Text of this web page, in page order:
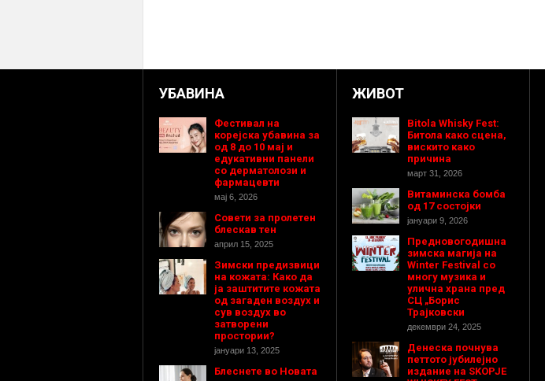
УБАВИНА
Фестивал на
корејска убавина за
од 8 до 10 мај и
едукативни панели
со дерматолози и
фармацевти
мај 6, 2026
Совети за пролетен
блескав тен
април 15, 2025
Зимски предизвици
на кожата: Како да
ја заштитите кожата
од загаден воздух и
сув воздух во
затворени
простории?
јануари 13, 2025
Блеснете во Новата
ЖИВОТ
Bitola Whisky Fest:
Битола како сцена,
вискито како
причина
март 31, 2026
Витаминска бомба
од 17 состојки
јануари 9, 2026
Предновогодишнa
зимска магија на
Winter Festival со
многу музика и
улична храна пред
СЦ „Борис
Трајковски
декември 24, 2025
Денеска почнува
петтото јубилејно
издание на SKOPJE